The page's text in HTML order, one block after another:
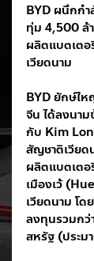
BYD ผนึกก
ทุ่ม 4,500 ล้
ผลิตแบตเตอ
เวียดนาม
BYD ยักษ์ใ
จีน ได้ลงนา
กับ Kim
สัญชาติเวียด
ผลิตแบตเตอ
เมืองเว้
เวียดนาม โ
ลงทุนรวมกว่
สหรัฐ (ประ